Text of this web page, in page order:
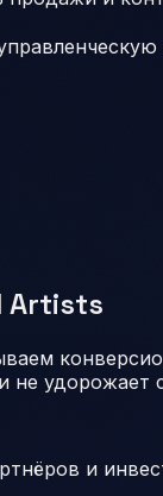
Artists
не удорожает
и